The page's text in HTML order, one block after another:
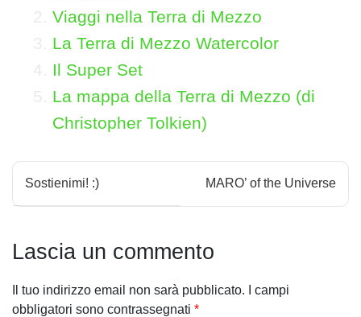
Viaggi nella Terra di Mezzo
La Terra di Mezzo Watercolor
Il Super Set
La mappa della Terra di Mezzo (di
Christopher Tolkien)
N
a
v
i
g
Sostienimi! :) MARO’ of the Universe
Lascia un commento
Il tuo indirizzo email non sarà pubblicato.
I campi
obbligatori sono contrassegnati *